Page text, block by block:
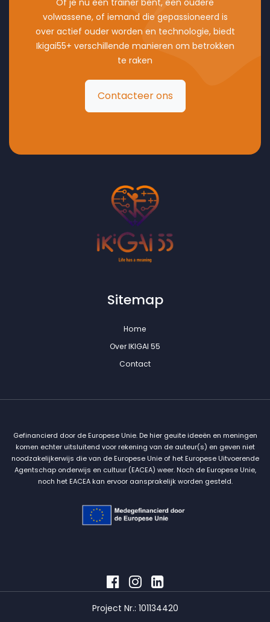
Of je nu een trainer bent, een oudere
volwassene, of iemand die gepassioneerd is
over actief ouder worden en technologie, biedt
Ikigai55+ verschillende manieren om betrokken
te raken
Contacteer ons
Sitemap
Home
Over IKIGAI 55
Contact
Gefinancierd door de Europese Unie. De hier geuite ideeën en meningen
komen echter uitsluitend voor rekening van de auteur(s) en geven niet
noodzakelijkerwijs die van de Europese Unie of het Europese Uitvoerende
Agentschap onderwijs en cultuur (EACEA) weer. Noch de Europese Unie,
noch het EACEA kan ervoor aansprakelijk worden gesteld.
Project Nr.: 101134420